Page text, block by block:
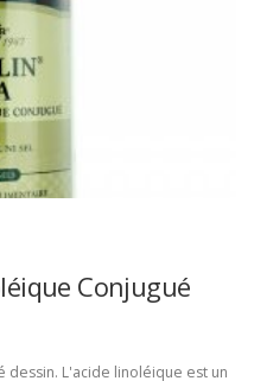
Conjugué
dessin. L'acide linoléique est un